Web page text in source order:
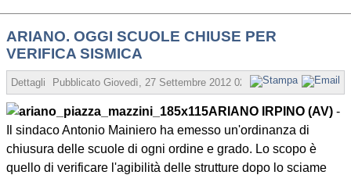
ARIANO. OGGI SCUOLE CHIUSE PER
VERIFICA SISMICA
Dettagli Pubblicato Giovedì, 27 Settembre 2012 02:12 Scritto da
ARIANO IRPINO (AV) -
Il sindaco Antonio Mainiero ha emesso un'ordinanza di
chiusura delle scuole di ogni ordine e grado. Lo scopo è
quello di verificare l'agibilità delle strutture dopo lo sciame